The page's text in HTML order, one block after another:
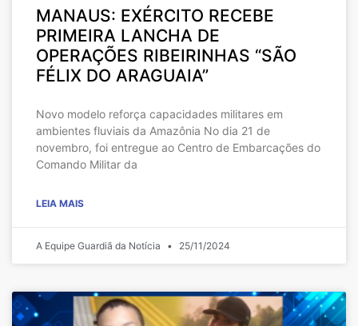
MANAUS: EXÉRCITO RECEBE
PRIMEIRA LANCHA DE
OPERAÇÕES RIBEIRINHAS “SÃO
FÉLIX DO ARAGUAIA”
Novo modelo reforça capacidades militares em
ambientes fluviais da Amazônia No dia 21 de
novembro, foi entregue ao Centro de Embarcações do
Comando Militar da
LEIA MAIS
A Equipe Guardiã da Notícia 25/11/2024